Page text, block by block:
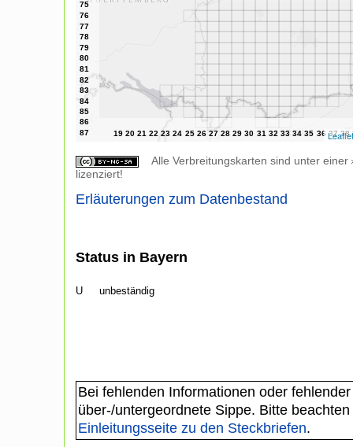
Leaflet
Alle Verbreitungskarten sind unter einer
lizenziert!
Erläuterungen zum Datenbestand
Status in Bayern
U unbeständig
Bei fehlenden Informationen oder
über-/untergeordnete Sippe. Bitte
Einleitungsseite zu den Steckbriefen.